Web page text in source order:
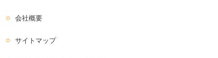
会社概要
サイトマップ